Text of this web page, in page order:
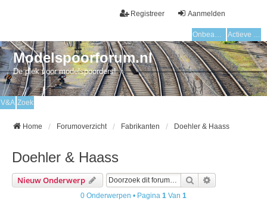
Aanmelden
Registreer
Onbeantwoorde onderwerpen Actieve onderwerpen
Modelspoorforum.nl
De plek voor modelspoorders!
V&A Zoek
Home Forumoverzicht Fabrikanten Doehler & Haass
Doehler & Haass
Nieuw Onderwerp Zoek
0 Onderwerpen • Pagina 1 Van 1